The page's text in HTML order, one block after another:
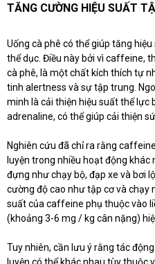
TĂNG CƯỜNG HIỆU SUẤT
Uống cà phê có thể giúp tăng
thể dục. Điều này bởi vì caffeine,
cà phê, là một chất kích thích tự
tinh alertness và sự tập trung.
minh là cải thiện hiệu suất thể lực
adrenaline, có thể giúp cải thiện
Nghiên cứu đã chỉ ra rằng
luyện trong nhiều hoạt động
đựng như chạy bộ, đạp xe và bơi
cường độ cao như tập cơ và chạy
suất của caffeine phụ thuộc vào
(khoảng 3-6 mg / kg cân nặng)
Tuy nhiên, cần lưu ý rằng tác
luyện có thể khác nhau tùy thuộc